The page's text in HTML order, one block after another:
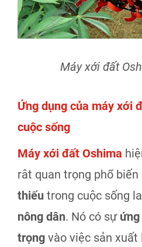
Máy xới đất
Ứng dụng của máy xới
cuộc sống
Máy xới đất Oshima
rât quan trọng phổ biến
thiếu trong cuộc sống
nông dân. Nó có sự
trọng vào việc sản